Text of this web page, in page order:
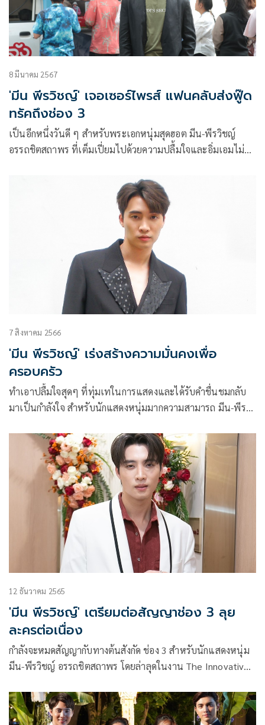
8 มีนาคม 2567
'มีน พีรวิชญ์' เจอเซอร์ไพรส์ แฟนคลับส่งฟู๊ด
ทรัคถึงช่อง 3
เป็นอีกหนึ่งวันดี ๆ สำหรับพระเอกหนุ่มสุดฮอต มีน-พีรวิชญ์
อรรถชิตสถาพร ที่เต็มเปี่ยมไปด้วยความปลื้มใจและอิ่มเอมไม่มี
เจกต์วันคล้ายวันเกิด อายุครบ 26 ปี ให้แบบจัดหนักจัดเต็ม ด้วย
การส่งฟู๊ดทรัค 4 คันรถ ที่มีทั้งอาหาร ไอศครีม และขนมโตเกียว
ของโปรดของหนุ่มมีนมาเสิร์ฟให้ถึงหน้าช่อง 3 ทำเอาเจ้าตัวใจฟู
สุดๆ แถมงานนี้นางเอกสาว มิ้นท์-รัญชน์รวี เอื้อกูลวราวัตร ยัง
แอบทำเซอร์ไพรส์หอบเค้กมาแฮปปี้เบิร์ดเดย์ให้อีกด้วย
7 สิงหาคม 2566
'มีน พีรวิชญ์' เร่งสร้างความมั่นคงเพื่อ
ครอบครัว
ทำเอาปลื้มใจสุดๆ ที่ทุ่มเทในการแสดงและได้รับคำชื่นชมกลับ
มาเป็นกำลังใจ สำหรับนักแสดงหนุ่มมากความสามารถ มีน-พีรวิ
อากาศทางช่อง 3 โดยรับบทเป็น รณภพ ซึ่งหนุ่มมีนเผยว่ากระแส
ตอบรับดีมากๆ จนผู้จัดละครอย่าง เมย์ – ปทิดา กำเนิดพลอย ลั่น!
ถ้าเรตติ้งสูงพร้อมเลี้ยงใหญ่
12 ธันวาคม 2565
'มีน พีรวิชญ์' เตรียมต่อสัญญาช่อง 3 ลุย
ละครต่อเนื่อง
กำลังจะหมดสัญญากับทางต้นสังกัด ช่อง 3 สำหรับนักแสดงหนุ่ม
มีน-พีรวิชญ์ อรรถชิตสถาพร โดยล่าลุดในงาน The Innovative
ร์เล็ตต์ คลินิก ณ บริเวณชั้น 4 โซน Beauty Gallery ศูนย์การค้า
สยามพารากอน เจ้าตัวก็ได้พูดถึงเรื่องดังกล่าว